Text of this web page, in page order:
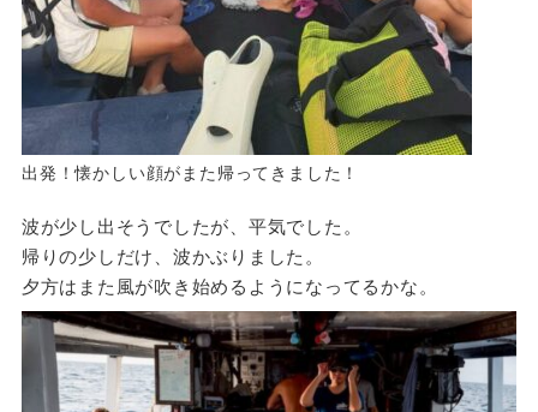
出発！懐かしい顔がまた帰ってきました！
波が少し出そうでしたが、平気でした。
帰りの少しだけ、波かぶりました。
夕方はまた風が吹き始めるようになってるかな。